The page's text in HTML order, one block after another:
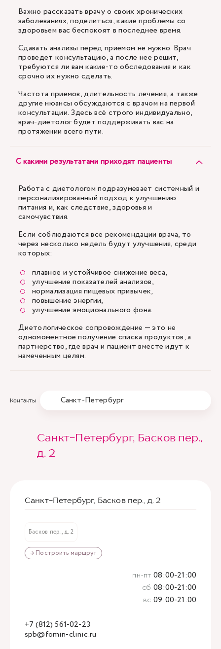
Важно рассказать врачу о своих хронических
заболеваниях, поделиться, какие проблемы со
здоровьем вас беспокоят в последнее время.
Сдавать анализы перед приемом не нужно. Врач
проведет консультацию, а после нее решит,
требуются ли вам какие-то обследования и как
срочно их нужно сделать.
Частота приемов, длительность лечения, а также
другие нюансы обсуждаются с врачом на первой
консультации. Здесь всё строго индивидуально,
врач-диетолог будет поддерживать вас на
протяжении всего пути.
С какими результатами приходят пациенты
Работа с диетологом подразумевает системный и
персонализированный подход к улучшению
питания и, как следствие, здоровья и
самочувствия.
Если соблюдаются все рекомендации врача, то
через несколько недель будут улучшения, среди
которых:
плавное и устойчивое снижение веса,
улучшение показателей анализов,
нормализация пищевых привычек,
повышение энергии,
улучшение эмоционального фона.
Диетологическое сопровождение — это не
одномоментное получение списка продуктов, а
партнерство, где врач и пациент вместе идут к
намеченным целям.
Контакты Санкт-Петербург
Санкт-Петербург, Басков пер.,
д. 2
Санкт-Петербург, Басков пер., д. 2
Басков пер., д. 2
→ Построить маршрут
spb@fomin-clinic.ru
+7 (812) 561-02-23
пн-пт 08:00-21:00
сб 08:00-21:00
вс 09:00-21:00